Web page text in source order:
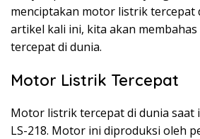
menciptakan motor listrik tercepat
artikel kali ini, kita akan
tercepat di dunia.
Motor Listrik Tercepat
Motor listrik tercepat di dunia saat
LS-218. Motor ini diproduksi oleh